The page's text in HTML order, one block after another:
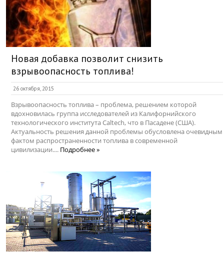
Новая добавка позволит снизить
взрывоопасность топлива!
26 октября, 2015
Взрывоопасность топлива – проблема, решением которой
вдохновилась группа исследователей из Калифорнийского
технологического института Caltech, что в Пасадене (США).
Актуальность решения данной проблемы обусловлена очевидным
фактом распространенности топлива в современной
цивилизации.... Подробнее »